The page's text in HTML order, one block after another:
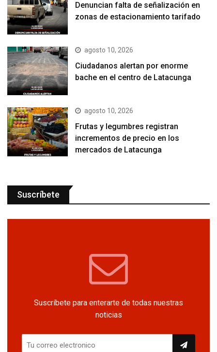
Denuncian falta de señalización en
zonas de estacionamiento tarifado
agosto 10, 2026
Ciudadanos alertan por enorme
bache en el centro de Latacunga
agosto 10, 2026
Frutas y legumbres registran
incrementos de precio en los
mercados de Latacunga
Suscríbete
Suscríbete para enterarte de todas nuestras
noticias